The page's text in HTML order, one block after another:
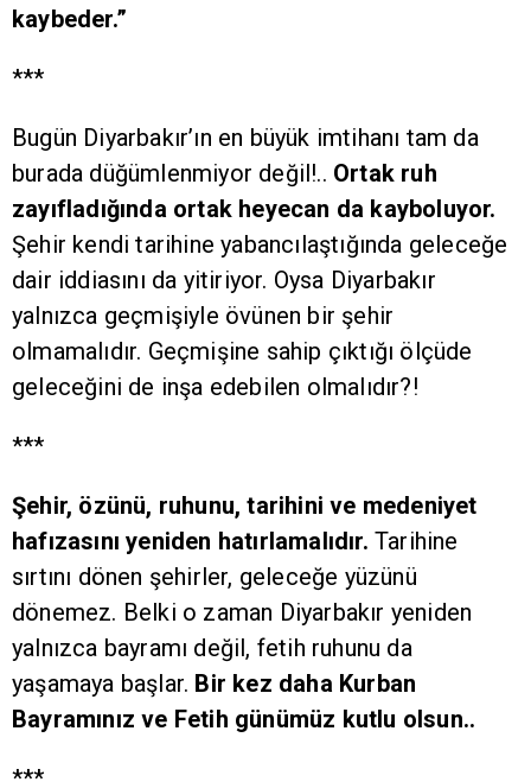
kaybeder.”
***
Bugün Diyarbakır’ın en büyük imtihanı tam da
burada düğümlenmiyor değil!.. Ortak ruh
zayıfladığında ortak heyecan da kayboluyor.
Şehir kendi tarihine yabancılaştığında geleceğe
dair iddiasını da yitiriyor. Oysa Diyarbakır
yalnızca geçmişiyle övünen bir şehir
olmamalıdır. Geçmişine sahip çıktığı ölçüde
geleceğini de inşa edebilen olmalıdır?!
***
Şehir, özünü, ruhunu, tarihini ve medeniyet
hafızasını yeniden hatırlamalıdır. Tarihine
sırtını dönen şehirler, geleceğe yüzünü
dönemez. Belki o zaman Diyarbakır yeniden
yalnızca bayramı değil, fetih ruhunu da
yaşamaya başlar. Bir kez daha Kurban
Bayramınız ve Fetih günümüz kutlu olsun..